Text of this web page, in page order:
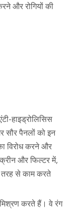
और रोगियों की
हाइड्रोलिसिस
सौर पैनलों को इन
विरोध करने और
और फिल्टर में,
से काम करते
मिश्रण करते हैं। वे रंग